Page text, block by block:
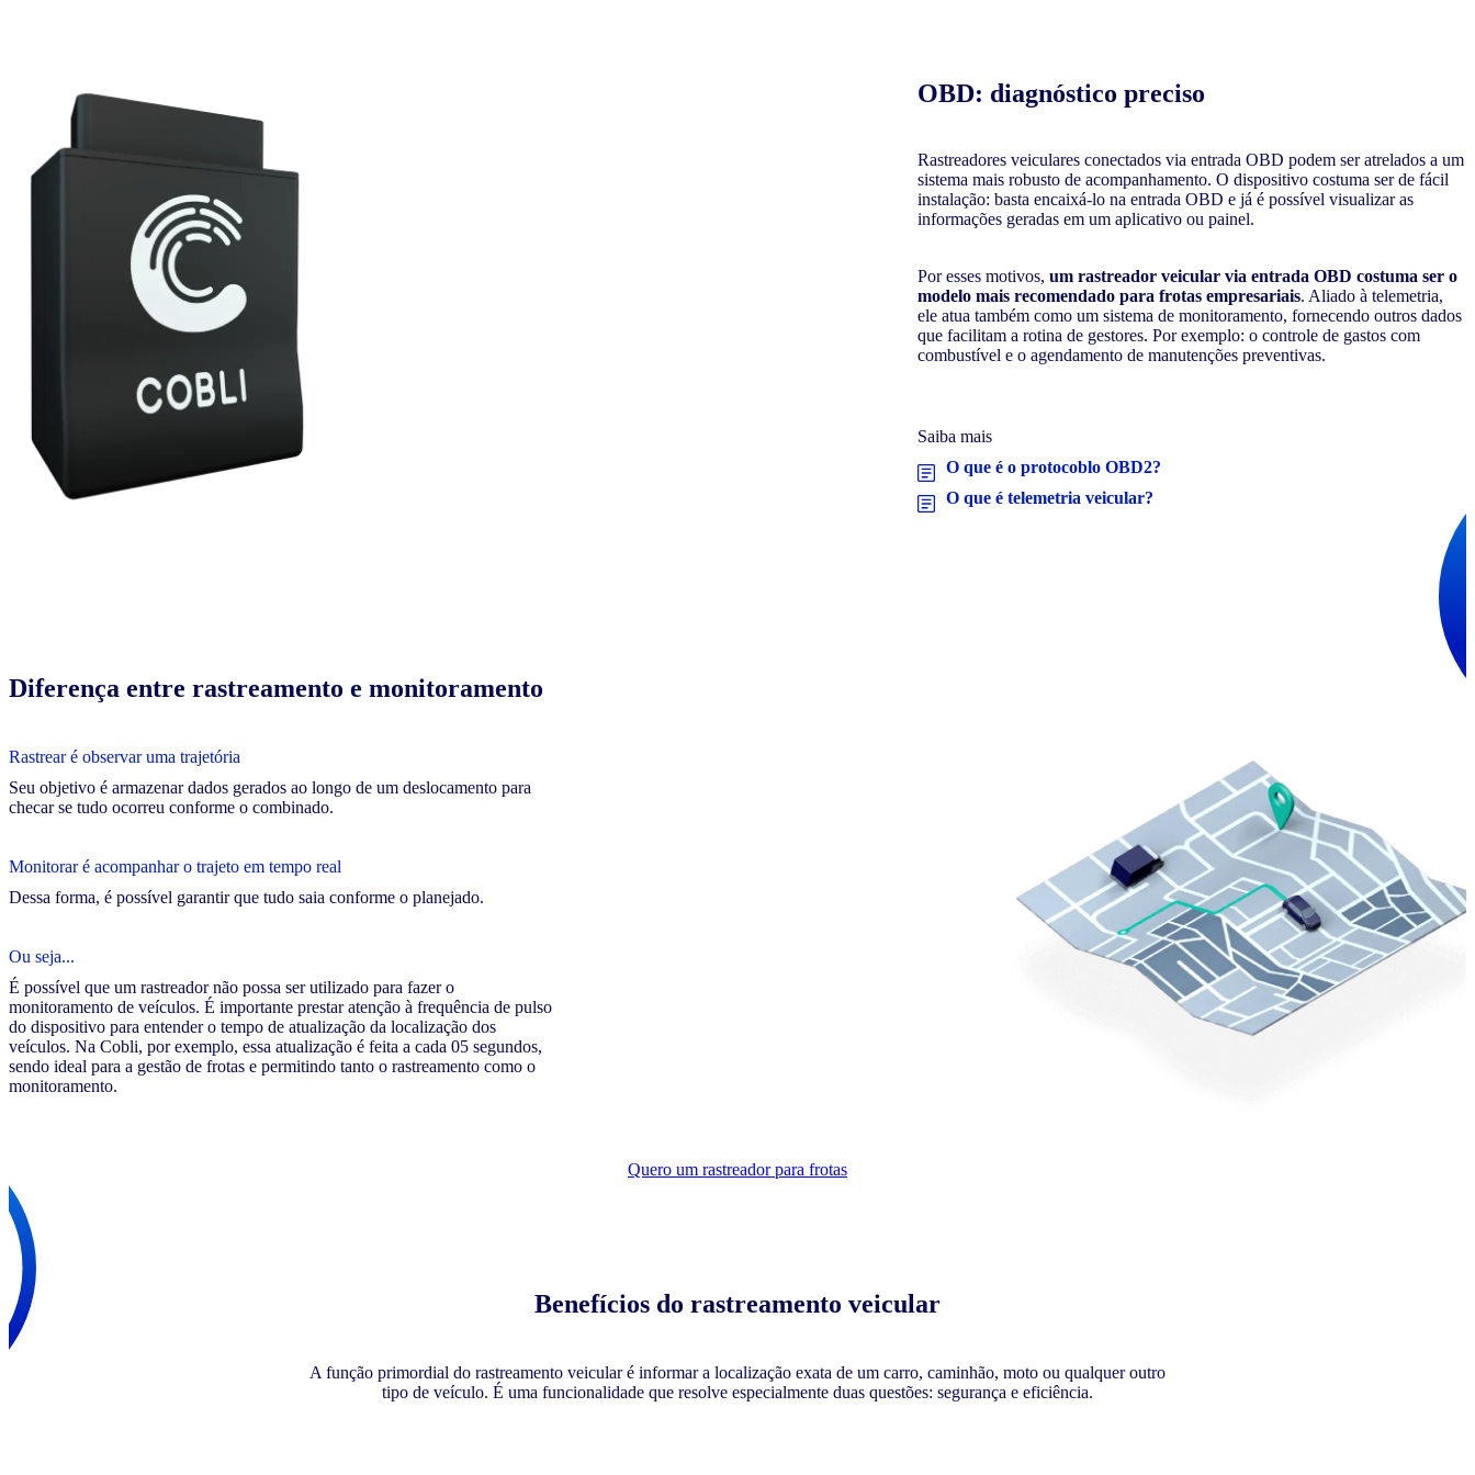
OBD: diagnóstico preciso
Rastreadores veiculares conectados via entrada OBD podem ser atrelados a um
sistema mais robusto de acompanhamento. O dispositivo costuma ser de fácil
instalação: basta encaixá-lo na entrada OBD e já é possível visualizar as
informações geradas em um aplicativo ou painel.
Por esses motivos, um rastreador veicular via entrada OBD costuma ser o
modelo mais recomendado para frotas empresariais. Aliado à telemetria,
ele atua também como um sistema de monitoramento, fornecendo outros dados
que facilitam a rotina de gestores. Por exemplo: o controle de gastos com
combustível e o agendamento de manutenções preventivas.
Saiba mais
O que é o protocoblo OBD2?
O que é telemetria veicular?
Diferença entre rastreamento e monitoramento
Rastrear é observar uma trajetória
Seu objetivo é armazenar dados gerados ao longo de um deslocamento para
checar se tudo ocorreu conforme o combinado.
Monitorar é acompanhar o trajeto em tempo real
Dessa forma, é possível garantir que tudo saia conforme o planejado.
Ou seja...
É possível que um rastreador não possa ser utilizado para fazer o
monitoramento de veículos. É importante prestar atenção à frequência de pulso
do dispositivo para entender o tempo de atualização da localização dos
veículos. Na Cobli, por exemplo, essa atualização é feita a cada 05 segundos,
sendo ideal para a gestão de frotas e permitindo tanto o rastreamento como o
monitoramento.
Quero um rastreador para frotas
Benefícios do rastreamento veicular
A função primordial do rastreamento veicular é informar a localização exata de um carro, caminhão, moto ou qualquer outro
tipo de veículo. É uma funcionalidade que resolve especialmente duas questões: segurança e eficiência.